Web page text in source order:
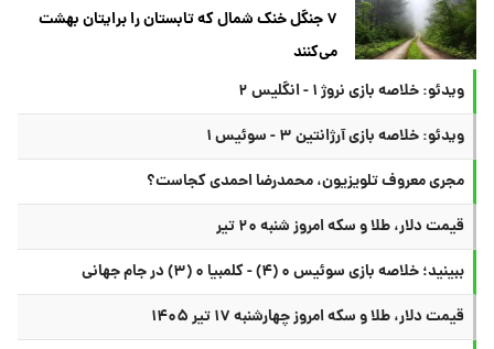
۷ جنگل خنک شمال که تابستان را برایتان بهشت
می‌کنند
ویدئو: خلاصه بازی نروژ ۱ - انگلیس ۲
ویدئو: خلاصه بازی آرژانتین ۳ - سوئیس ۱
مجری معروف تلویزیون، محمدرضا احمدی کجاست؟
قیمت دلار، طلا و سکه امروز شنبه ۲۰ تیر
ببینید؛ خلاصه بازی سوئیس ۰ (۴) - کلمبیا ۰ (۳) در جام جهانی
قیمت دلار، طلا و سکه امروز چهارشنبه ۱۷ تیر ۱۴۰۵